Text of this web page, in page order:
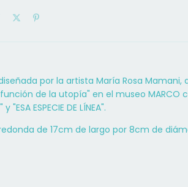
por la artista María Rosa Mamani,
de la utopía" en el museo MARCO
ESPECIE DE LÍNEA".
de 17cm de largo por 8cm de